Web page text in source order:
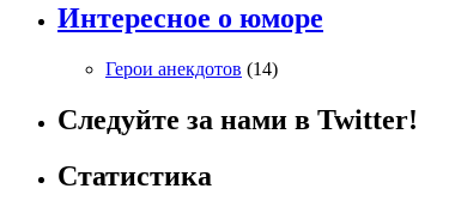
Интересное о юморе
Герои анекдотов (14)
Следуйте за нами в Twitter!
Статистика